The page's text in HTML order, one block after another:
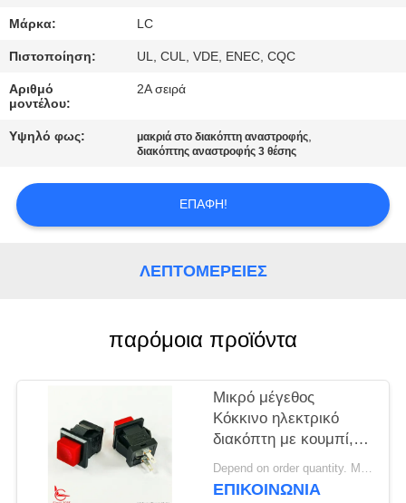
ΈΛΕΓΧΟΣ
ΜΑΣ
ΕΛΆΤΕ
ΕΠΑΦΉ
ΜΕ
ΠΕΡΙΠΤΏΣΕΙΣ
SITEMAP
PRIVACY
POLICY
Μάρκα: LC
Πιστοποίηση: UL, CUL, VDE, ENEC, CQC
Αριθμό
μοντέλου:
2A σειρά
Υψηλό φως: μακριά στο διακόπτη αναστροφής,
διακόπτης αναστροφής 3 θέσης
ΕΠΑΦΉ!
ΛΕΠΤΟΜΈΡΕΙΕΣ
παρόμοια προϊόντα
Μικρό μέγεθος
Κόκκινο ηλεκτρικό
διακόπτη με κουμπί,
14mm*14mm, ON OFF,
UL VDE ENEC
Depend on order quantity. MOQ:1000 κομμάτια
ΕΠΙΚΟΙΝΩΝΊΑ